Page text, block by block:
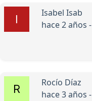
Isabel Isab
hace 2 años -
Rocío Díaz
hace 3 años -